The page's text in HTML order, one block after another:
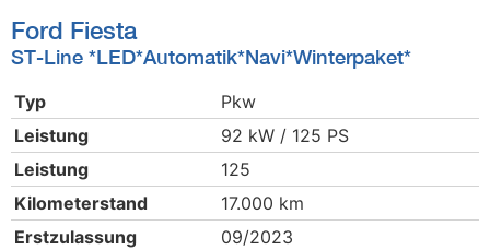
Ford Fiesta
ST-Line *LED*Automatik*Navi*Winterpaket*
Typ
Pkw
Leistung
92 kW / 125 PS
Leistung
125
Kilometerstand
17.000 km
Erstzulassung
09/2023